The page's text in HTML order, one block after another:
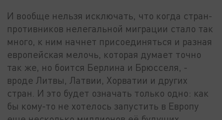
И вообще нельзя исключать, что когда стран-
противников нелегальной миграции стало так
много, к ним начнет присоединяться и разная
европейская мелочь, которая думает точно
так же, но боится Берлина и Брюсселя, -
вроде Литвы, Латвии, Хорватии и других
стран. И это будет означать только одно: как
бы кому-то не хотелось запустить в Европу